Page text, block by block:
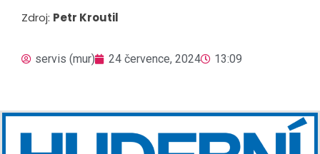
Zdroj: Petr Kroutil
servis (mur) 24 července, 2024 13:09